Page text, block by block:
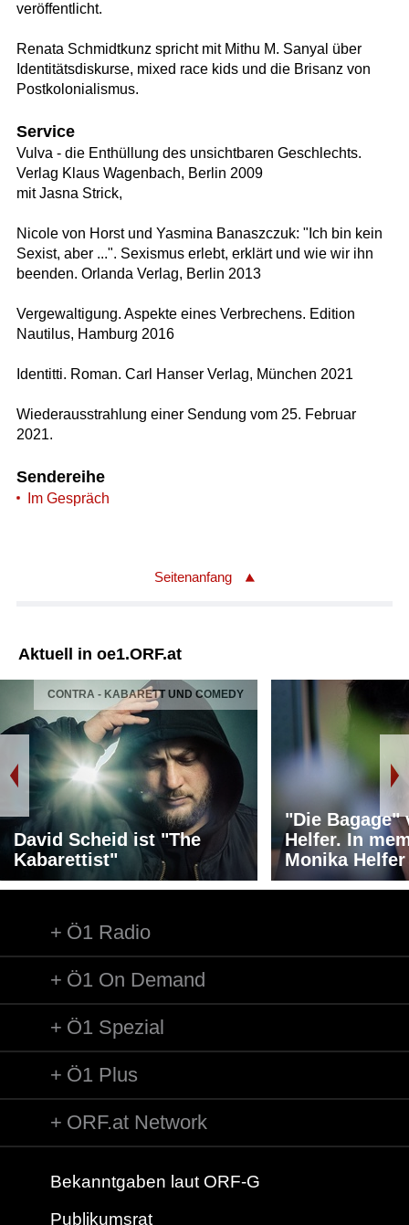
veröffentlicht.
Renata Schmidtkunz spricht mit Mithu M. Sanyal über
Identitätsdiskurse, mixed race kids und die Brisanz von
Postkolonialismus.
Service
Vulva - die Enthüllung des unsichtbaren Geschlechts.
Verlag Klaus Wagenbach, Berlin 2009
mit Jasna Strick,
Nicole von Horst und Yasmina Banaszczuk: "Ich bin kein
Sexist, aber ...". Sexismus erlebt, erklärt und wie wir ihn
beenden. Orlanda Verlag, Berlin 2013
Vergewaltigung. Aspekte eines Verbrechens. Edition
Nautilus, Hamburg 2016
Identitti. Roman. Carl Hanser Verlag, München 2021
Wiederausstrahlung einer Sendung vom 25. Februar
2021.
Sendereihe
Im Gespräch
Seitenanfang
Aktuell in oe1.ORF.at
CONTRA - KABARETT UND COMEDY
David Scheid ist "The
Kabarettist"
"Die Bagage"
Helfer. In
Monika Helfer
Ö1 Radio
Ö1 On Demand
Ö1 Spezial
Ö1 Plus
ORF.at Network
Bekanntgaben laut ORF-G
Publikumsrat